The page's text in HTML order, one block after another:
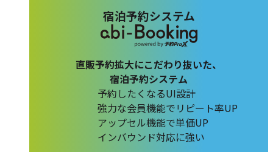
宿泊予約システム
直販予約拡大にこだわり抜いた、
宿泊予約システム
予約したくなるUI設計
強力な会員機能でリピート率UP
アップセル機能で単価UP
インバウンド対応に強い